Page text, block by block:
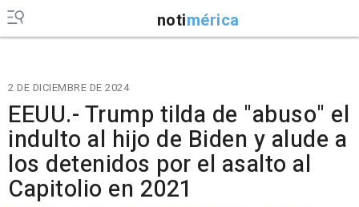
notimérica
2 DE DICIEMBRE DE 2024
EEUU.- Trump tilda de "abuso" el
indulto al hijo de Biden y alude a
los detenidos por el asalto al
Capitolio en 2021